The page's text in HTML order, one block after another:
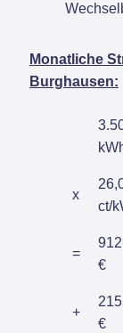
Monatliche
Burghausen:
x
ct/
=
€
+
€